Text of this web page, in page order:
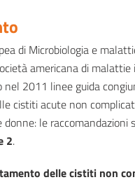
di Microbiologia e
americana di
2011 linee guida
cistiti acute non
le raccomandazioni
2.
delle cistiti non